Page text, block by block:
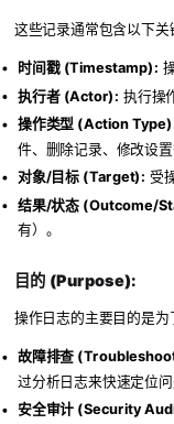
这些记录通常包含以下关
时间戳 (Timestamp):
执行者 (Actor): 执行操
操作类型 (Action
件、删除记录、修改设置
对象/目标 (Target): 受
结果/状态 (Outcome/
有）。
目的 (Purpose):
操作日志的主要目的是为
故障排查
过分析日志来快速定位问
安全审计 (Security